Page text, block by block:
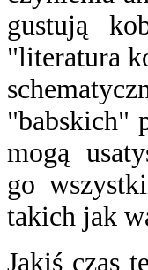
gustują
"literatura
"babskich"
mogą
go
takich jak
Jakiś czas